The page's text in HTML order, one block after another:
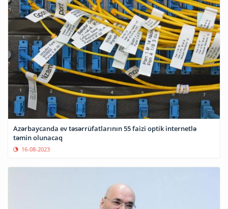
Azərbaycanda ev təsərrüfatlarının 55 faizi optik internetlə
təmin olunacaq
16-08-2023